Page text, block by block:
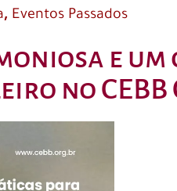
, Eventos Passados
e
no